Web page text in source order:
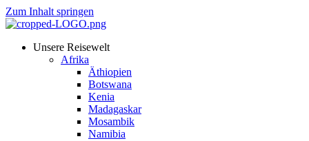
Zum Inhalt springen
Unsere Reisewelt
Afrika
Äthiopien
Botswana
Kenia
Madagaskar
Mosambik
Namibia